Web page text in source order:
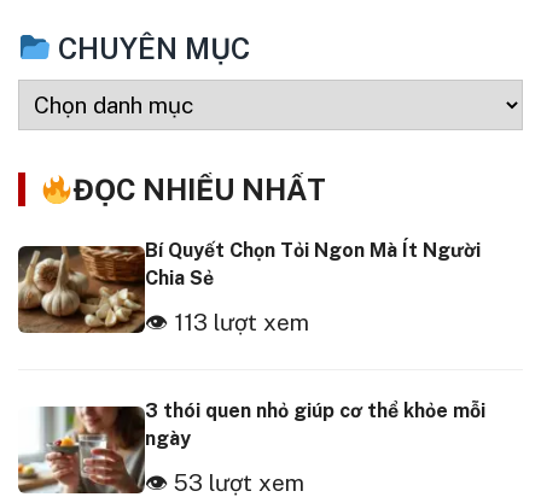
CHUYÊN MỤC
ĐỌC NHIỀU NHẤT
Bí Quyết Chọn Tỏi Ngon Mà Ít Người
Chia Sẻ
👁 113 lượt xem
3 thói quen nhỏ giúp cơ thể khỏe mỗi
ngày
👁 53 lượt xem